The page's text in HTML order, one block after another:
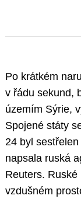
Po krátkém
v řádu sekund,
územím Sýrie,
Spojené státy
24 byl
napsala ruská
Reuters.
vzdušném